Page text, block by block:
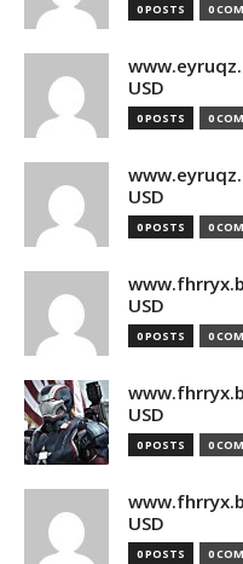
0 POSTS 0
USD
0 POSTS 0
USD
0 POSTS 0
USD
0 POSTS 0
USD
0 POSTS 0
USD
0 POSTS 0